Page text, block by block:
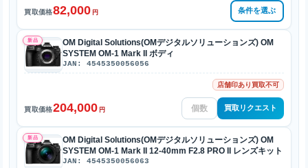
買取価格82,000 円 条件を選ぶ
新品
OM Digital Solutions(OMデジタルソリューションズ) OM
SYSTEM OM-1 Mark II ボディ
JAN: 4545350056056
店舗印あり買取不可
買取価格204,000 円 買取リクエスト
新品
OM Digital Solutions(OMデジタルソリューションズ) OM
SYSTEM OM-1 Mark II 12-40mm F2.8 PRO II レンズキット
JAN: 4545350056063